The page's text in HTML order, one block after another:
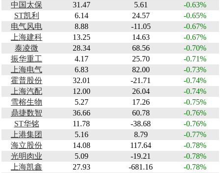
中国太保
31.47 5.61
-0.63%
ST凯利
6.14 24.57
-0.65%
电气风电
8.88 -11.05
-0.67%
上海建科
13.25 14.63
-0.67%
泰凌微
28.34 68.56
-0.70%
振华重工
4.17 25.70
-0.71%
上海电气
6.83 82.00
-0.73%
霍普股份
32.01 -21.71
-0.74%
上海汽配
12.00 26.04
-0.74%
雪榕生物
5.27 17.26
-0.75%
鼎捷数智
36.66 60.78
-0.76%
ST华铭
11.78 -38.68
-0.76%
上港集团
5.16 8.79
-0.77%
海立股份
14.08 117.64
-0.78%
光明肉业
5.09 -19.21
-0.78%
上海凯鑫
27.93 -681.16
-0.78%